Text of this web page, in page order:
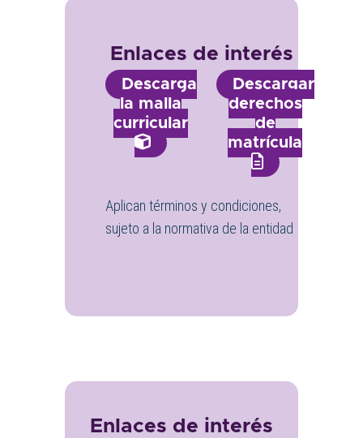
Enlaces de interés
Descarga
la malla
curricular
Descargar
derechos
de
matrícula
Aplican términos y condiciones,
sujeto a la normativa de la entidad
Enlaces de interés